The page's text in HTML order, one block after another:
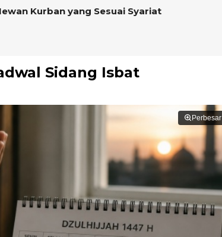
Kurban yang Sesuai Syariat
Sidang Isbat
Perbesar